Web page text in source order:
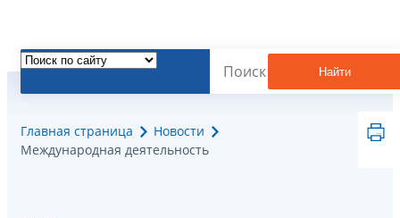
Найти
Главная страница
Новости
Международная деятельность